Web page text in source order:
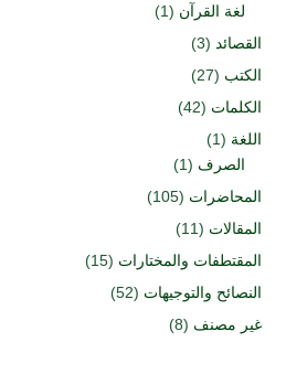
لغة القرآن (1)
القصائد (3)
الكتب (27)
الكلمات (42)
اللغة (1)
الصرف (1)
المحاضرات (105)
المقالات (11)
المقتطفات والمختارات (15)
النصائح والتوجيهات (52)
غير مصنف (8)